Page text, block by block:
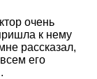
очень
к нему
рассказал,
его